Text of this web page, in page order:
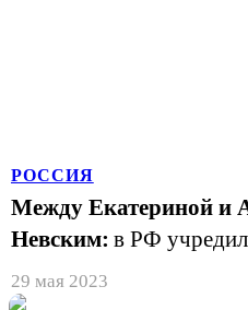
РОССИЯ
Между Екатериной и
Невским: в РФ
29 мая 2023